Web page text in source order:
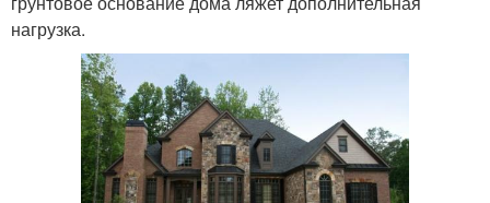
нагрузка.